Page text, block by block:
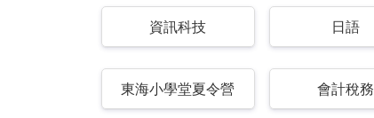
資訊科技 日語
東海小學堂夏令營 會計稅務